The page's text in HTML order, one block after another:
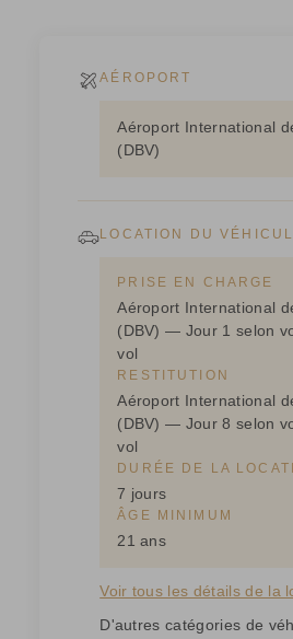
AÉROPORT
Aéroport International
(DBV)
LOCATION DU
PRISE EN CHARGE
Aéroport International
(DBV) — Jour 1 selon
vol
RESTITUTION
Aéroport International
(DBV) — Jour 8 selon
vol
DURÉE DE LA
7 jours
ÂGE MINIMUM
21 ans
Voir tous les détails de la
D'autres catégories de